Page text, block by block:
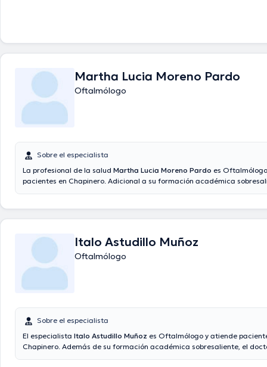
Martha Lucia Moreno Pardo
Oftalmólogo
Sobre el especialista
La profesional de la salud Martha Lucia Moreno Pardo es
pacientes en Chapinero. Adicional a su formación académica
formación continua en su disciplina de especialización y ha publicado
ediciones. Cabe resaltar que, la especialista puede hablar en Español.
Italo Astudillo Muñoz
Oftalmólogo
Sobre el especialista
El especialista Italo Astudillo Muñoz es Oftalmólogo y atiende
Chapinero. Además de su formación académica sobresaliente, el